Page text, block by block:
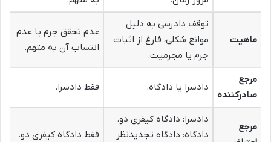
ماهیت
توقف دادرسی به دلیل
موانع شکلی، فارغ از اثبات
جرم یا مجرمیت.
عدم تحقق جرم یا عدم
انتساب آن به متهم.
مرجع
صادرکننده
دادسرا یا دادگاه. فقط دادسرا.
مرجع
دادسرا: دادگاه کیفری دو.
دادگاه: دادگاه تجدیدنظر
فقط دادگاه کیفری دو.